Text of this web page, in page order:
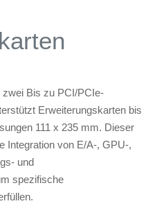
zwei Bis zu PCI/PCIe-
Erweiterungskarten bis
111 x 235 mm. Dieser
Integration von E/A-, GPU-,
und
spezifische